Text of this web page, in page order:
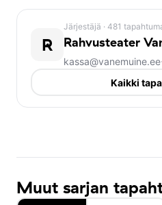
Leiutajatekülla kolinud ja
esmakordselt. Varvas saab
midagi täiesti ootamatut:
imelik tõbi see ometi olla
sama haiguse ka Ave.
Hea mõte on tulla ka
R
Järjestäjä · 481
Rahvusteater
kassa@vanemuine.ee
Kaikki
Muut sarjan